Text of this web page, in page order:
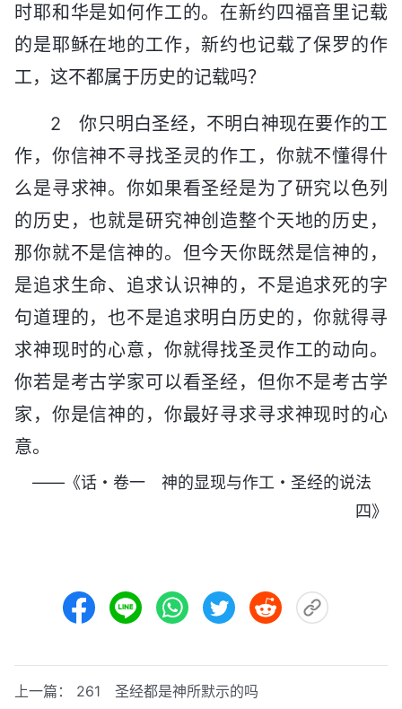
时耶和华是如何作工的。在新约四福音里记载
的是耶稣在地的工作，新约也记载了保罗的作
工，这不都属于历史的记载吗？
2 你只明白圣经，不明白神现在要作的工
作，你信神不寻找圣灵的作工，你就不懂得什
么是寻求神。你如果看圣经是为了研究以色列
的历史，也就是研究神创造整个天地的历史，
那你就不是信神的。但今天你既然是信神的，
是追求生命、追求认识神的，不是追求死的字
句道理的，也不是追求明白历史的，你就得寻
求神现时的心意，你就得找圣灵作工的动向。
你若是考古学家可以看圣经，但你不是考古学
家，你是信神的，你最好寻求寻求神现时的心
意。
——《话・卷一 神的显现与作工・圣经的说法
四》
上一篇： 261 圣经都是神所默示的吗